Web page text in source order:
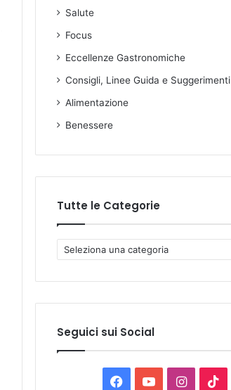
Salute
Focus
Eccellenze Gastronomiche
Consigli, Linee Guida e Suggerimenti
Alimentazione
Benessere
Tutte le Categorie
u
e
e
C
Seguici sui Social
I